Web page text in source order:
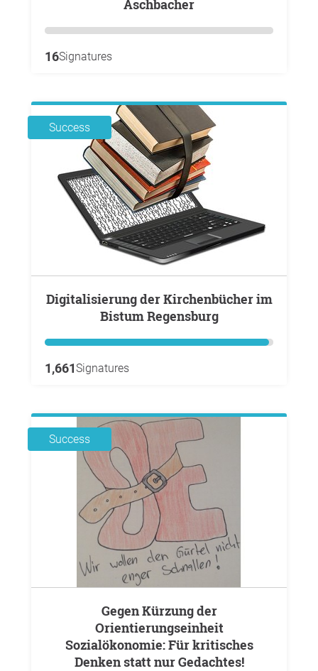
Aschbacher
16Signatures
Success
Digitalisierung der Kirchenbücher im
Bistum Regensburg
1,661Signatures
Success
Gegen Kürzung der
Orientierungseinheit
Sozialökonomie: Für kritisches
Denken statt nur Gedachtes!